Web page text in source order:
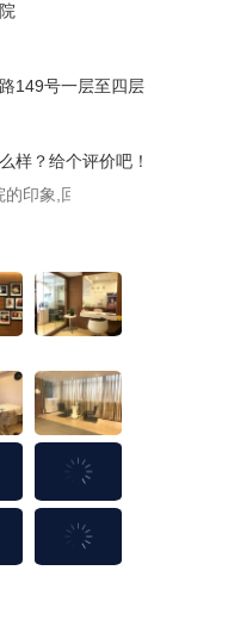
149号一层至四层
样？给个评价吧！